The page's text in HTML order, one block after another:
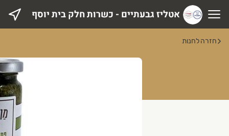
אטליז גבעתיים - כשרות חלק בית יוסף
אטליז גבעתיים - כשרות חלק בית יוסף
חזרה לחנות